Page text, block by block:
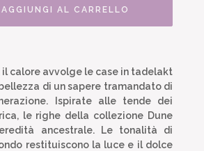
AGGIUNGI AL CARRELLO
il calore avvolge le case in tadelakt
di un sapere tramandato di
Ispirate alle tende dei
le righe della collezione Dune
ancestrale. Le tonalità di
restituiscono la luce e il dolce